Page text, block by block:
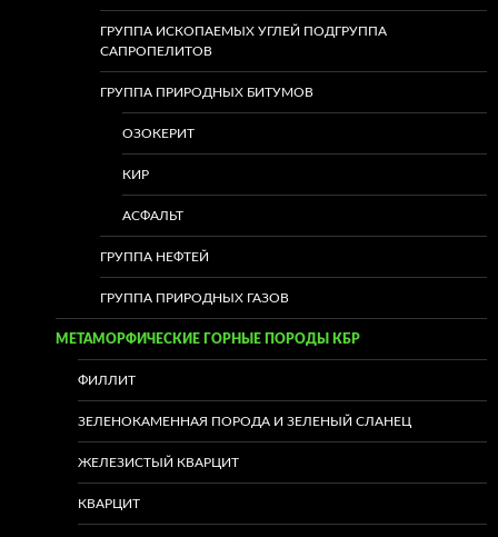
ГРУППА ИСКОПАЕМЫХ УГЛЕЙ ПОДГРУППА
САПРОПЕЛИТОВ
ГРУППА ПРИРОДНЫХ БИТУМОВ
ОЗОКЕРИТ
КИР
АСФАЛЬТ
ГРУППА НЕФТЕЙ
ГРУППА ПРИРОДНЫХ ГАЗОВ
МЕТАМОРФИЧЕСКИЕ ГОРНЫЕ ПОРОДЫ КБР
ФИЛЛИТ
ЗЕЛЕНОКАМЕННАЯ ПОРОДА И ЗЕЛЕНЫЙ СЛАНЕЦ
ЖЕЛЕЗИСТЫЙ КВАРЦИТ
КВАРЦИТ